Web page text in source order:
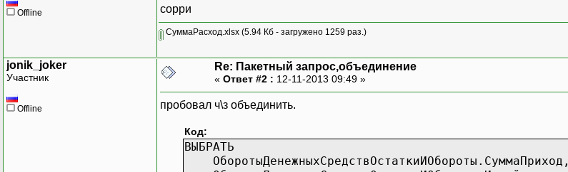
Offline сорри
СуммаРасход.xlsx (5.94 Кб - загружено 1259 раз.)
jonik_joker
Участник
Offline
Re: Пакетный запрос,объединение
« Ответ #2 : 12-11-2013 09:49 »
пробовал ч\з объединить.
Код:
ВЫБРАТЬ
ОборотыДенежныхСредствОстаткиИОбороты.СуммаПриход,